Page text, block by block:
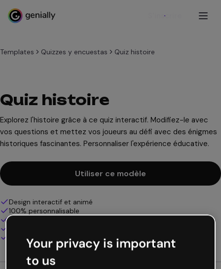
S'inscrire
Templates Quizzes y encuestas Quiz histoire
Quiz histoire
Explorez l'histoire grâce à ce quiz interactif. Modifiez-le avec
vos questions et mettez vos joueurs au défi avec des énigmes
historiques fascinantes. Personnaliser l'expérience éducative.
Utiliser ce modèle
Design interactif et animé
100% personnalisable
Ajoutez audio, vidéo et multimédia
Téléchargez en PDF, MP4 et autres formats
Your privacy is important
to us